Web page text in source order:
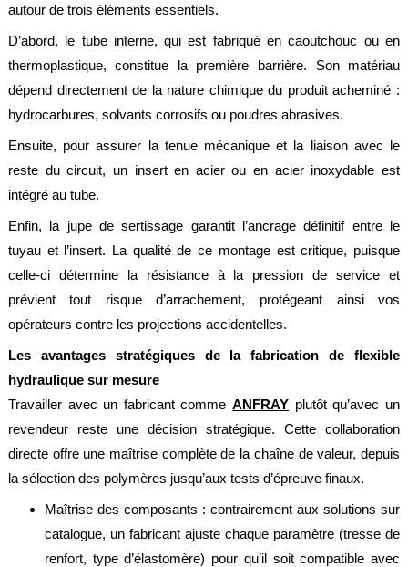
Brasseries
utilitaires
Nucléaire
/
Viticulture
Chimie
Pétrochimie
Cosméto
/
Ferroviaire
La
société
Présentation
Domaines
d'activité
autour de trois éléments essentiels.
D’abord, le tube interne, qui est fabriqué en caoutchouc ou en
thermoplastique, constitue la première barrière. Son matériau
dépend directement de la nature chimique du produit acheminé :
hydrocarbures, solvants corrosifs ou poudres abrasives.
Ensuite, pour assurer la tenue mécanique et la liaison avec le
reste du circuit, un insert en acier ou en acier inoxydable est
intégré au tube.
Enfin, la jupe de sertissage garantit l’ancrage définitif entre le
tuyau et l’insert. La qualité de ce montage est critique, puisque
celle-ci détermine la résistance à la pression de service et
prévient tout risque d’arrachement, protégeant ainsi vos
opérateurs contre les projections accidentelles.
Les avantages stratégiques de la fabrication de flexible
hydraulique sur mesure
Travailler avec un fabricant commeANFRAY plutôt qu’avec un
revendeur reste une décision stratégique. Cette collaboration
directe offre une maîtrise complète de la chaîne de valeur, depuis
la sélection des polymères jusqu’aux tests d’épreuve finaux.
Maîtrise des composants : contrairement aux solutions sur
catalogue, un fabricant ajuste chaque paramètre (tresse de
renfort, type d’élastomère) pour qu’il soit compatible avec